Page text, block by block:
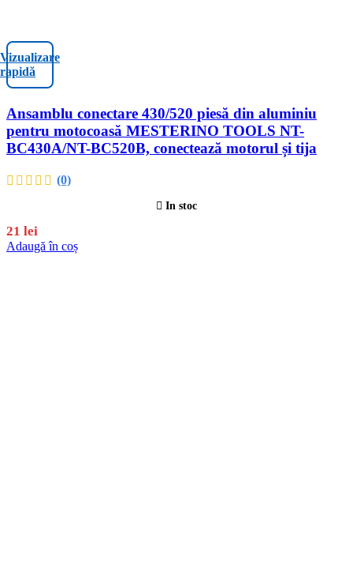
Vizualizare
rapidă
Ansamblu conectare 430/520 piesă din aluminiu
pentru motocoasă MESTERINO TOOLS NT-
BC430A/NT-BC520B, conectează motorul și tija
(0)
In stoc
21 lei
Adaugă în coș